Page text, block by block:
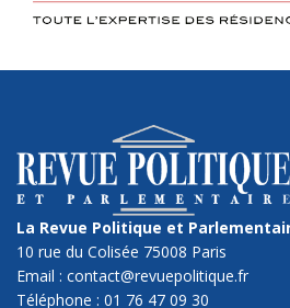
La Revue Politique et
10 rue du Colisée 75008 Paris
Email : contact@revuepolitique.fr
Téléphone : 01 76 47 09 30